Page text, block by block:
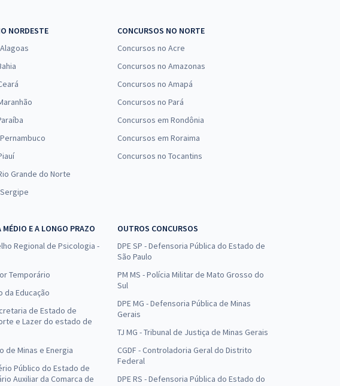
NORDESTE
Grande do Norte
CONCURSOS NO NORTE
Concursos no Acre
Concursos no Amazonas
Concursos no Amapá
Concursos no Pará
Concursos em Rondônia
Concursos em Roraima
Concursos no Tocantins
MÉDIO E A LONGO PRAZO
Regional de Psicologia -
Temporário
da Educação
de Estado de
e Lazer do estado de
de Minas e Energia
Público do Estado de
Auxiliar da Comarca de
OUTROS CONCURSOS
DPE SP - Defensoria Pública do Estado de
São Paulo
PM MS - Polícia Militar de Mato Grosso do
Sul
DPE MG - Defensoria Pública de Minas
Gerais
TJ MG - Tribunal de Justiça de Minas Gerais
CGDF - Controladoria Geral do Distrito
Federal
DPE RS - Defensoria Pública do Estado do